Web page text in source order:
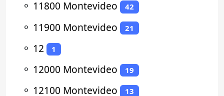
⚬ 11800 Montevideo 42
⚬ 11900 Montevideo 21
⚬ 12 1
⚬ 12000 Montevideo 19
⚬ 12100 Montevideo 13